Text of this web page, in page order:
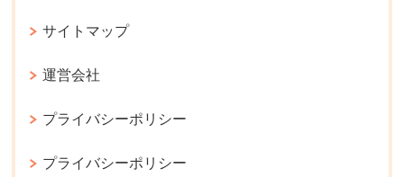
サイトマップ
運営会社
プライバシーポリシー
プライバシーポリシー